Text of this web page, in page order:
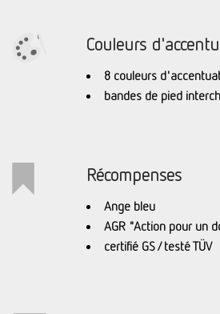
Couleurs
8 couleurs
bandes de pied
Récompenses
Ange bleu
AGR "Action pour un
certifié GS / testé TÜV